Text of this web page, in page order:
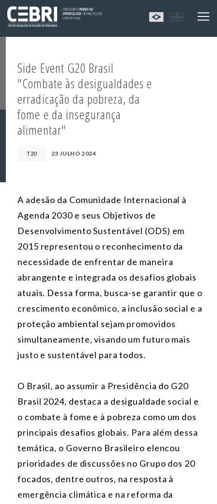
Side Event G20 Brasil
"Combate às desigualdades e
erradicação da pobreza, da
fome e da insegurança
alimentar"
T20 23 JULHO 2024
A adesão da Comunidade Internacional à
Agenda 2030 e seus Objetivos de
Desenvolvimento Sustentável (ODS) em
2015 representou o reconhecimento da
necessidade de enfrentar de maneira
abrangente e integrada os desafios globais
atuais. Dessa forma, busca-se garantir que o
crescimento econômico, a inclusão social e a
proteção ambiental sejam promovidos
simultaneamente, visando um futuro mais
justo e sustentável para todos.
O Brasil, ao assumir a Presidência do G20
Brasil 2024, destaca a desigualdade social e
o combate à fome e à pobreza como um dos
principais desafios globais. Para além dessa
temática, o Governo Brasileiro elencou
prioridades de discussões no Grupo dos 20
focados, dentre outros, na resposta à
emergência climática e na reforma da